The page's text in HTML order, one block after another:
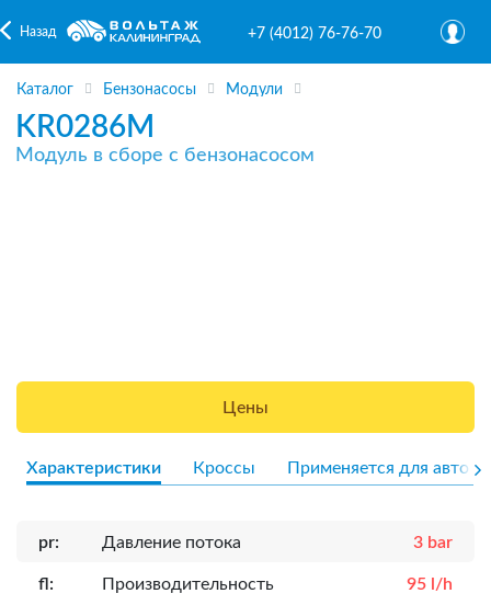
Назад +7 (4012) 76-76-70
Каталог Бензонасосы Модули
KR0286M
Модуль в сборе с бензонасосом
Цены
Характеристики Кроссы Применяется для авто
pr: Давление потока 3 bar
fl: Производительность 95 l/h